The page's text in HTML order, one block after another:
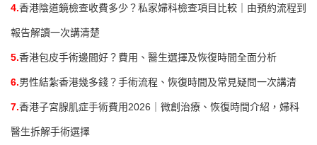
4.香港陰道鏡檢查收費多少？私家婦科檢查項目比較｜由預約流程到
報告解讀一次講清楚
5.香港包皮手術邊間好？費用、醫生選擇及恢復時間全面分析
6.男性結紮香港幾多錢？手術流程、恢復時間及常見疑問一次講清
7.香港子宮腺肌症手術費用2026｜微創治療、恢復時間介紹，婦科
醫生拆解手術選擇